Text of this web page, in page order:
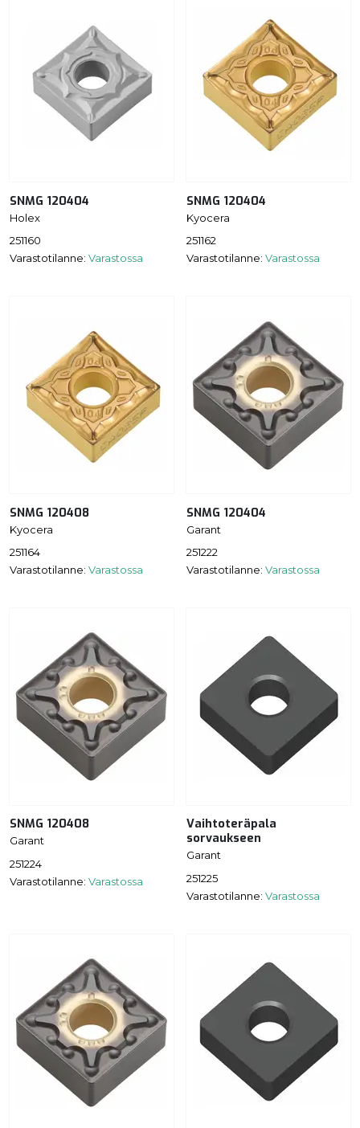
SNMG 120404
Holex
251160
Varastotilanne: Varastossa
SNMG 120404
Kyocera
251162
Varastotilanne: Varastossa
SNMG 120408
Kyocera
251164
Varastotilanne: Varastossa
SNMG 120404
Garant
251222
Varastotilanne: Varastossa
SNMG 120408
Garant
251224
Varastotilanne: Varastossa
Vaihtoteräpala
sorvaukseen
Garant
251225
Varastotilanne: Varastossa